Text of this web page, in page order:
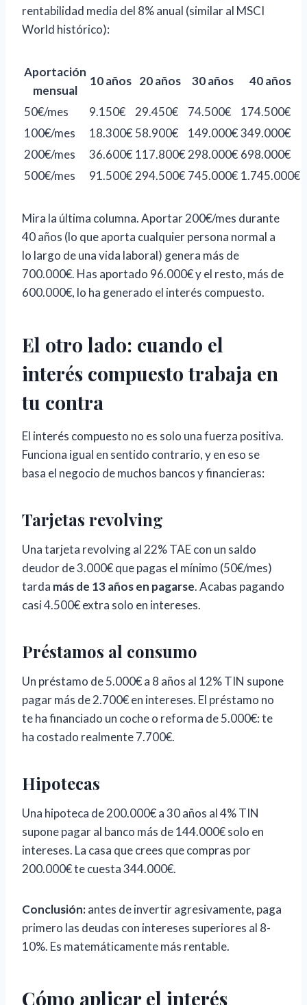
rentabilidad media del 8% anual (similar al MSCI
World histórico):
Aportación
mensual
10 años 20 años 30 años 40 años
50€/mes 9.150€ 29.450€ 74.500€
174.500€
100€/mes
18.300€ 58.900€ 149.000€349.000€
200€/mes
36.600€ 117.800€ 298.000€ 698.000€
500€/mes
91.500€ 294.500€ 745.000€ 1.745.000€
Mira la última columna. Aportar 200€/mes durante
40 años (lo que aporta cualquier persona normal a
lo largo de una vida laboral) genera más de
700.000€. Has aportado 96.000€ y el resto, más de
600.000€, lo ha generado el interés compuesto.
El otro lado: cuando el
interés compuesto trabaja en
tu contra
El interés compuesto no es solo una fuerza positiva.
Funciona igual en sentido contrario, y en eso se
basa el negocio de muchos bancos y financieras:
Tarjetas revolving
Una tarjeta revolving al 22% TAE con un saldo
deudor de 3.000€ que pagas el mínimo (50€/mes)
tarda más de 13 años en pagarse. Acabas pagando
casi 4.500€ extra solo en intereses.
Préstamos al consumo
Un préstamo de 5.000€ a 8 años al 12% TIN supone
pagar más de 2.700€ en intereses. El préstamo no
te ha financiado un coche o reforma de 5.000€: te
ha costado realmente 7.700€.
Hipotecas
Una hipoteca de 200.000€ a 30 años al 4% TIN
supone pagar al banco más de 144.000€ solo en
intereses. La casa que crees que compras por
200.000€ te cuesta 344.000€.
Conclusión:antes de invertir agresivamente, paga
primero las deudas con intereses superiores al 8-
10%. Es matemáticamente más rentable.
Cómo aplicar el interés